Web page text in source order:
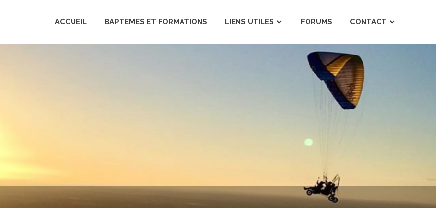
ACCUEIL BAPTÊMES ET FORMATIONS LIENS UTILES FORUMS CONTACT